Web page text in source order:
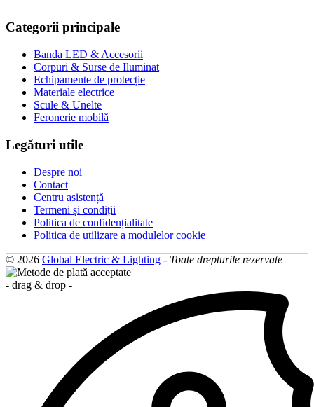
Categorii principale
Banda LED & Accesorii
Corpuri & Surse de Iluminat
Echipamente de protecție
Materiale electrice
Scule & Unelte
Feronerie mobilă
Legături utile
Despre noi
Contact
Centru asistență
Termeni și condiții
Politica de confidențialitate
Politica de utilizare a modulelor cookie
© 2026 Global Electric & Lighting - Toate drepturile rezervate
- drag & drop -